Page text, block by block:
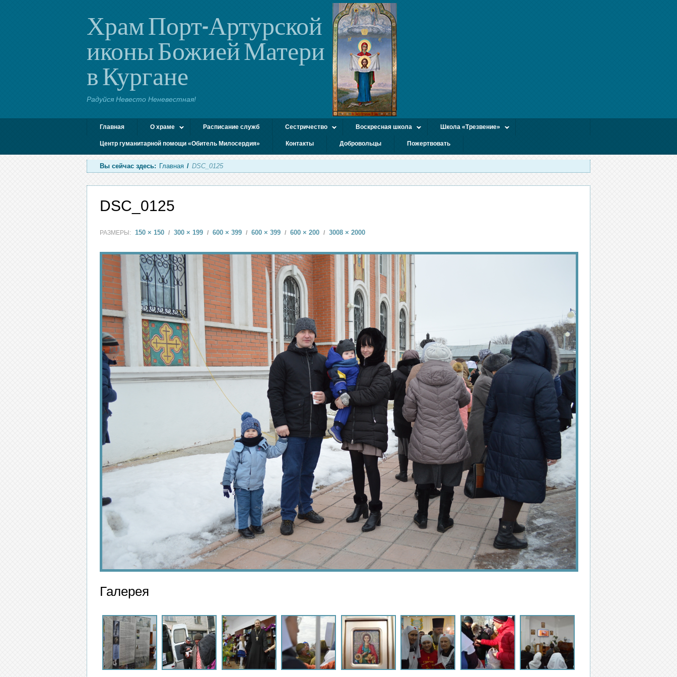
Храм Порт-Артурской
иконы Божией Матери
в Кургане
Радуйся Невесто Неневестная!
Главная О храме Расписание служб Сестричество Воскресная школа Школа «Трезвение»
Центр гуманитарной помощи «Обитель Милосердия» Контакты Добровольцы Пожертвовать
Вы сейчас здесь: Главная / DSC_0125
DSC_0125
РАЗМЕРЫ: 150 × 150 / 300 × 199 / 600 × 399 / 600 × 399 / 600 × 200 / 3008 × 2000
Галерея